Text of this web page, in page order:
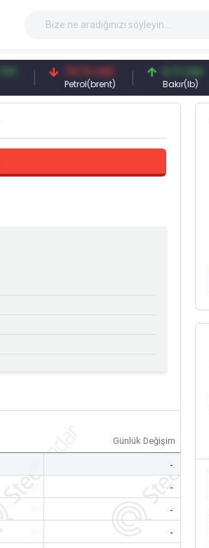
79,73 USD
Petrol(brent)
6,71 USD
Bakır(lb)
Günlük Değişim
-
-
-
-